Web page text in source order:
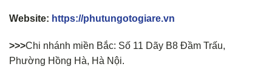
Website: https://phutungotogiare.vn
>>>Chi nhánh miền Bắc: Số 11 Dãy B8 Đầm Trấu,
Phường Hồng Hà, Hà Nội.